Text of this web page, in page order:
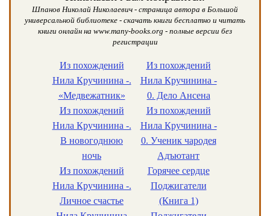
Шпанов Николай Николаевич - страница автора в Большой
универсальной библиотеке - скачать книги бесплатно и читать
книги онлайн на www.many-books.org - полные версии без
регистрации
Из похождений
Нила Кручинина -.
«Медвежатник»
Из похождений
Нила Кручинина -.
В новогоднюю
ночь
Из похождений
Нила Кручинина -.
Личное счастье
Из похождений
Нила Кручинина -
0. Дело Ансена
Из похождений
Нила Кручинина -
0. Ученик чародея
Адъютант
Горячее сердце
Поджигатели
(Книга 1)